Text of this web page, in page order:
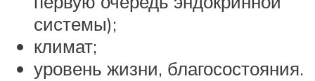
системы);
климат;
уровень жизни, благосостояния.